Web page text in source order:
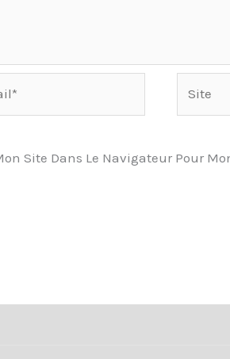
Site Dans Le Navigateur Pour